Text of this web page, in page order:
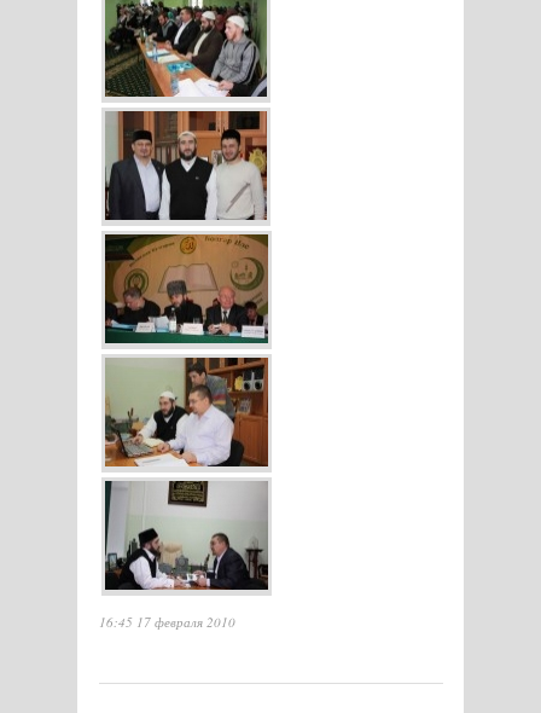
16:45 17 февраля 2010